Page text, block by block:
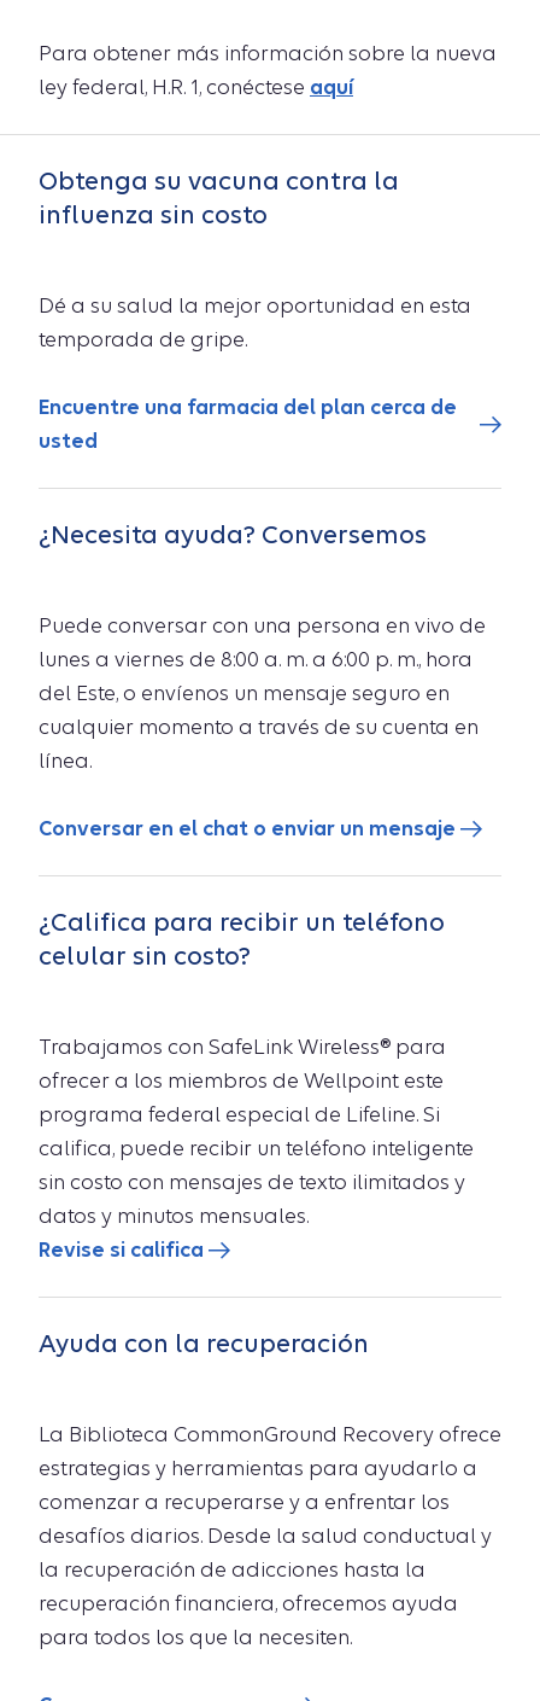
Para obtener más información sobre la nueva
ley federal, H.R. 1, conéctese aquí
Obtenga su vacuna contra la
influenza sin costo
Dé a su salud la mejor oportunidad en esta
temporada de gripe.
Encuentre una farmacia del plan cerca de
usted
¿Necesita ayuda? Conversemos
Puede conversar con una persona en vivo de
lunes a viernes de 8:00 a. m. a 6:00 p. m., hora
del Este, o envíenos un mensaje seguro en
cualquier momento a través de su cuenta en
línea.
Conversar en el chat o enviar un mensaje
¿Califica para recibir un teléfono
celular sin costo?
Trabajamos con SafeLink Wireless® para
ofrecer a los miembros de Wellpoint este
programa federal especial de Lifeline. Si
califica, puede recibir un teléfono inteligente
sin costo con mensajes de texto ilimitados y
datos y minutos mensuales.
Revise si califica
Ayuda con la recuperación
La Biblioteca CommonGround Recovery ofrece
estrategias y herramientas para ayudarlo a
comenzar a recuperarse y a enfrentar los
desafíos diarios. Desde la salud conductual y
la recuperación de adicciones hasta la
recuperación financiera, ofrecemos ayuda
para todos los que la necesiten.